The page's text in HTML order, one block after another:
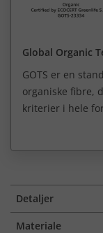
Global Organic
GOTS er en
organiske fibre,
kriterier i hele
Detaljer
Materiale